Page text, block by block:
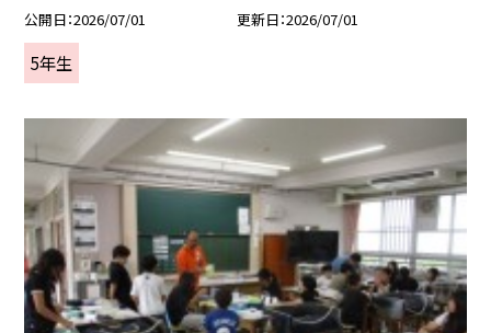
公開日 2026/07/01 更新日 2026/07/01
5年生